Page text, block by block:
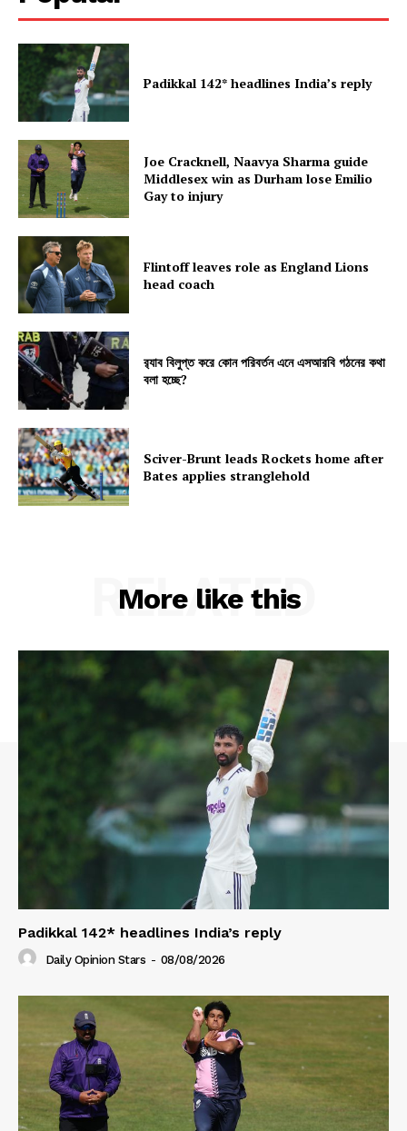
Padikkal 142* headlines India’s reply
Joe Cracknell, Naavya Sharma guide
Middlesex win as Durham lose Emilio
Gay to injury
Flintoff leaves role as England Lions
head coach
র‍্যাব বিলুপ্ত করে কোন পরিবর্তন এনে এসআরবি গঠনের কথা
বলা হচ্ছে?
Sciver-Brunt leads Rockets home after
Bates applies stranglehold
More like this
RELATED
Padikkal 142* headlines India’s reply
Daily Opinion Stars - 08/08/2026